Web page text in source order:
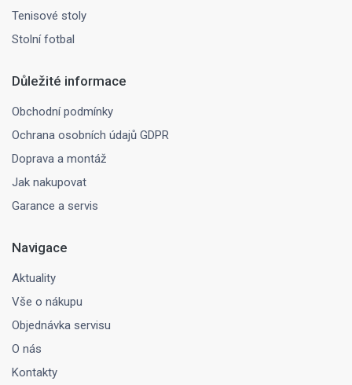
Tenisové stoly
Stolní fotbal
Důležité informace
Obchodní podmínky
Ochrana osobních údajů GDPR
Doprava a montáž
Jak nakupovat
Garance a servis
Navigace
Aktuality
Vše o nákupu
Objednávka servisu
O nás
Kontakty